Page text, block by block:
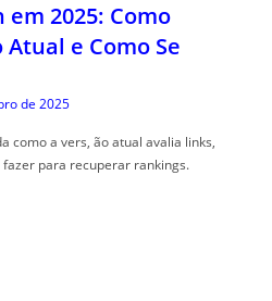
2025: Como
e Como Se
de 2025
como a vers, ão atual avalia links,
para recuperar rankings.